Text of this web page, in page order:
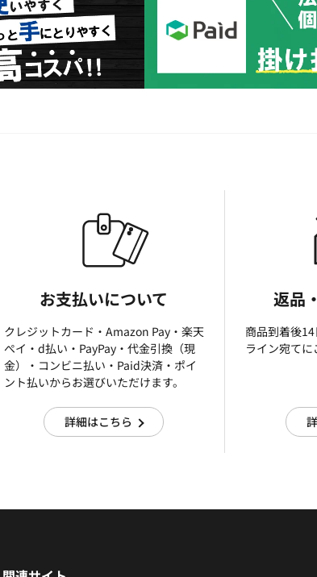
お支払いについて
クレジットカード・Amazon Pay・楽天
ぺイ・d払い・PayPay・代金引換（現
金）・コンビニ払い・Paid決済・ポイ
ント払いからお選びいただけます。
詳細はこちら
返品
商品到着後
ライン宛てに